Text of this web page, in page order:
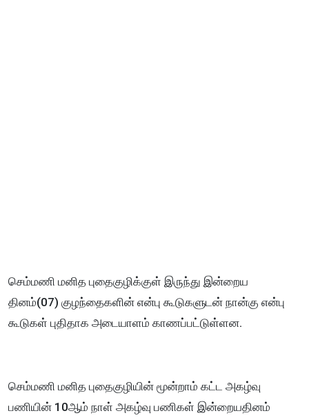
செம்மணி மனித புதைகுழிக்குள் இருந்து இன்றைய
தினம்(07) குழந்தைகளின் என்பு கூடுகளுடன் நான்கு என்பு
கூடுகள் புதிதாக அடையாளம் காணப்பட்டுள்ளன.
செம்மணி மனித புதைகுழியின் மூன்றாம் கட்ட அகழ்வு
பணியின் 10ஆம் நாள் அகழ்வு பணிகள் இன்றையதினம்